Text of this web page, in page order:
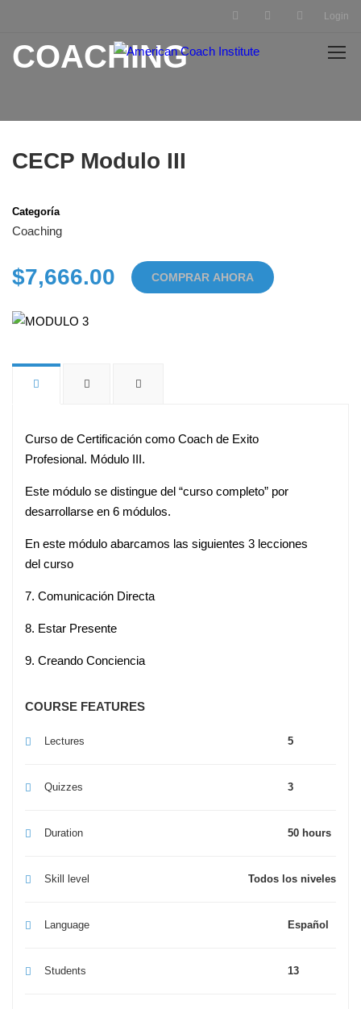
Login
COACHING
CECP Modulo III
Categoría
Coaching
$7,666.00 COMPRAR AHORA
Curso de Certificación como Coach de Exito
Profesional. Módulo III.
Este módulo se distingue del “curso completo” por
desarrollarse en 6 módulos.
En este módulo abarcamos las siguientes 3 lecciones
del curso
7. Comunicación Directa
8. Estar Presente
9. Creando Conciencia
COURSE FEATURES
Lectures 5
Quizzes 3
Duration 50 hours
Skill level Todos los niveles
Language Español
Students 13